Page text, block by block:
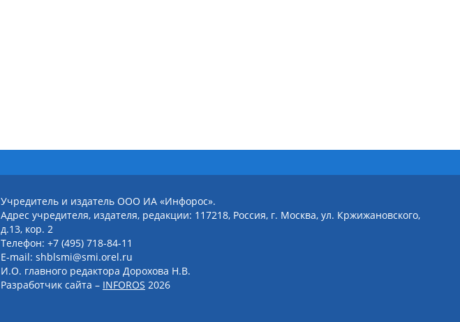
Учредитель и издатель ООО ИА «Инфорос».
Адрес учредителя, издателя, редакции: 117218, Россия, г. Москва, ул. Кржижановского,
д.13, кор. 2
Телефон: +7 (495) 718-84-11
E-mail: shblsmi@smi.orel.ru
И.О. главного редактора Дорохова Н.В.
Разработчик сайта – INFOROS 2026